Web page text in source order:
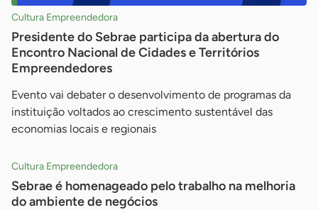
Cultura Empreendedora
Presidente do Sebrae participa da abertura do
Encontro Nacional de Cidades e Territórios
Empreendedores
Evento vai debater o desenvolvimento de programas da
instituição voltados ao crescimento sustentável das
economias locais e regionais
Cultura Empreendedora
Sebrae é homenageado pelo trabalho na melhoria
do ambiente de negócios